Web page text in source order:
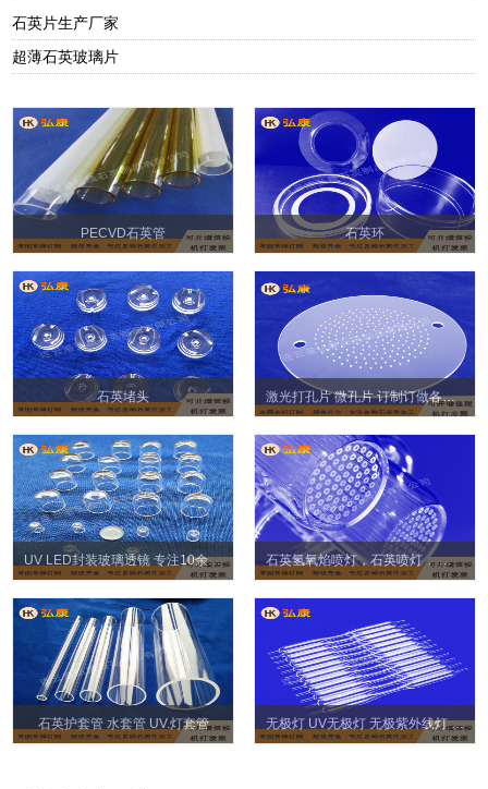
石英片生产厂家
超薄石英玻璃片
PECVD石英管 石英环
石英堵头 激光打孔片 微孔片 订制订做各种微孔石英片
UV LED封装玻璃透镜 专注10余年石英透镜 石英氢氧焰喷灯，石英喷灯， 石英火头 1、10、20、36~~~芯
石英护套管 水套管 UV.灯套管 无极灯 UV无极灯 无极紫外线灯 UV紫外线无极灯 紫外线高频无极灯管